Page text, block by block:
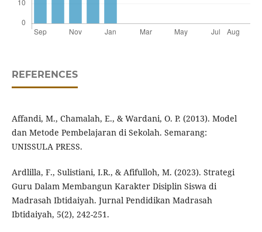
REFERENCES
Affandi, M., Chamalah, E., & Wardani, O. P. (2013). Model
dan Metode Pembelajaran di Sekolah. Semarang:
UNISSULA PRESS.
Ardlilla, F., Sulistiani, I.R., & Afifulloh, M. (2023). Strategi
Guru Dalam Membangun Karakter Disiplin Siswa di
Madrasah Ibtidaiyah. Jurnal Pendidikan Madrasah
Ibtidaiyah, 5(2), 242-251.